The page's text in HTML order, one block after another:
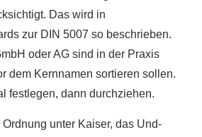
Das wird in
zur DIN 5007 so beschrieben.
oder AG sind in der Praxis
dem Kernnamen sortieren sollen.
festlegen, dann durchziehen.
Ordnung unter Kaiser, das Und-